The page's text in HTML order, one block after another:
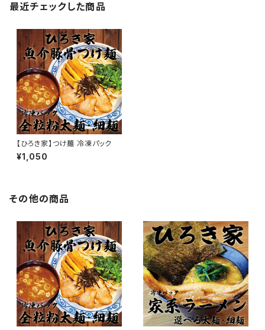
最近チェックした商品
【ひろき家】つけ麺 冷凍パック
¥1,050
その他の商品